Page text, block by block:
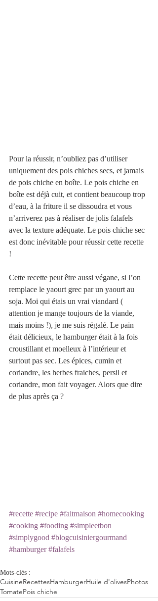
Pour la réussir, n’oubliez pas d’utiliser
uniquement des pois chiches secs, et jamais
de pois chiche en boîte. Le pois chiche en
boîte est déjà cuit, et contient beaucoup trop
d’eau, à la friture il se dissoudra et vous
n’arriverez pas à réaliser de jolis falafels
avec la texture adéquate. Le pois chiche sec
est donc inévitable pour réussir cette recette
!
Cette recette peut être aussi végane, si l’on
remplace le yaourt grec par un yaourt au
soja. Moi qui étais un vrai viandard (
attention je mange toujours de la viande,
mais moins !), je me suis régalé. Le pain
était délicieux, le hamburger était à la fois
croustillant et moelleux à l’intérieur et
surtout pas sec. Les épices, cumin et
coriandre, les herbes fraiches, persil et
coriandre, mon fait voyager. Alors que dire
de plus après ça ?
#recette #recipe #faitmaison #homecooking
#cooking #fooding #simpleetbon
#simplygood #blogcuisiniergourmand
#hamburger #falafels
Mots-clés :
CuisineRecettesHamburgerHuile d'olivesPhotos
TomatePois chiche